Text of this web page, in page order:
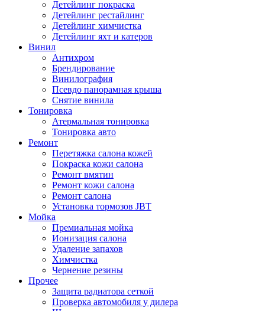
Детейлинг покраска
Детейлинг рестайлинг
Детейлинг химчистка
Детейлинг яхт и катеров
Винил
Антихром
Брендирование
Винилография
Псевдо панорамная крыша
Снятие винила
Тонировка
Атермальная тонировка
Тонировка авто
Ремонт
Перетяжка салона кожей
Покраска кожи салона
Ремонт вмятин
Ремонт кожи салона
Ремонт салона
Установка тормозов JBT
Мойка
Премиальная мойка
Ионизация салона
Удаление запахов
Химчистка
Чернение резины
Прочее
Защита радиатора сеткой
Проверка автомобиля у дилера